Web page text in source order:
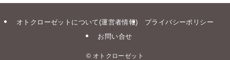
オトクローゼットについて(運営者情報)
プライバシーポリシー
お問い合せ
© オトクローゼット